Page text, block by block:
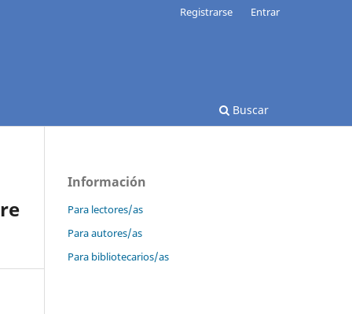
Buscar
Registrarse Entrar
Información
Para lectores/as
Para autores/as
Para bibliotecarios/as